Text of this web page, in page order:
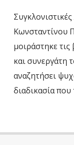
Κωνσταντίνου
μοιράστηκε
και συνεργάτη
αναζητήσει
διαδικασία